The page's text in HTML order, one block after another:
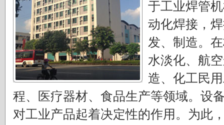
于工业焊管
动化焊接，
发、制造。
水淡化、航
造、化工民
程、医疗器材、食品生产等领域。设
对工业产品起着决定性的作用。为此